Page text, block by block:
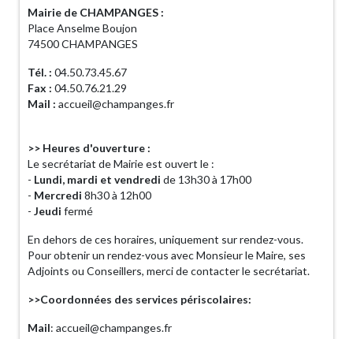
Mairie de CHAMPANGES :
Place Anselme Boujon
74500 CHAMPANGES
Tél. : 04.50.73.45.67
Fax : 04.50.76.21.29
Mail : accueil@champanges.fr
>> Heures d'ouverture :
Le secrétariat de Mairie est ouvert le :
- Lundi, mardi et vendredi de 13h30 à 17h00
- Mercredi 8h30 à 12h00
- Jeudi fermé
En dehors de ces horaires, uniquement sur rendez-vous.
Pour obtenir un rendez-vous avec Monsieur le Maire, ses
Adjoints ou Conseillers, merci de contacter le secrétariat.
>>Coordonnées des services périscolaires:
Mail: accueil@champanges.fr